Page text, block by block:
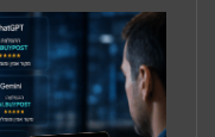
עידן
מנועי
ה־AI
משנה
את